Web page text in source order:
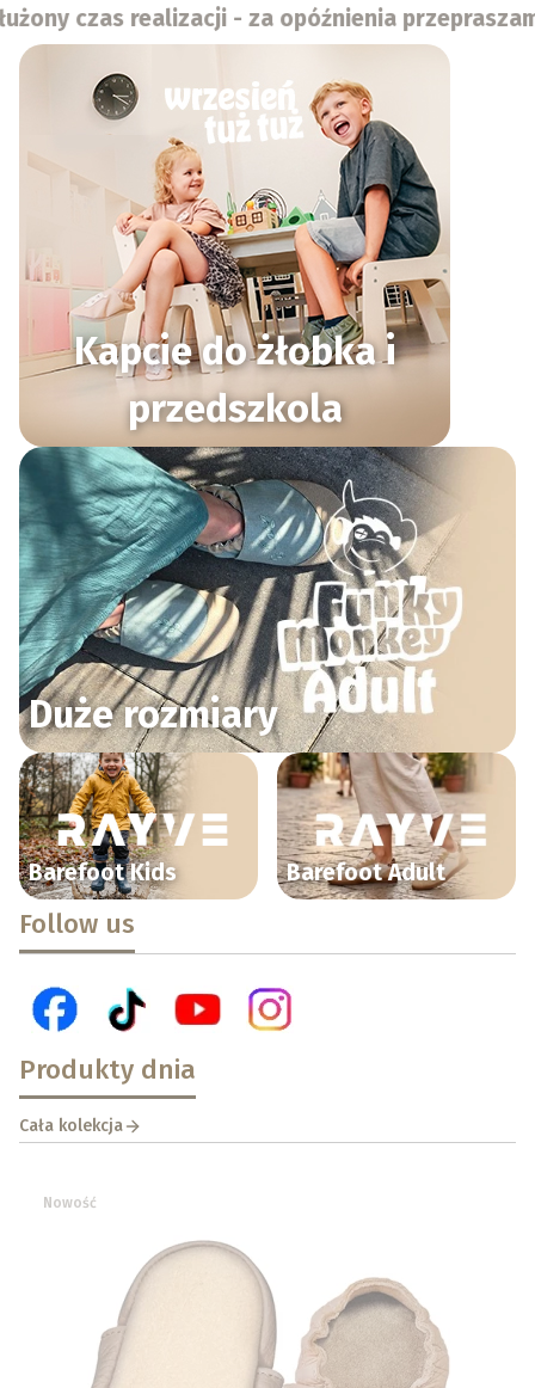
- za opóźnienia przepraszamy!🐵💘 Czy
Kapcie do żłobka i
przedszkola
Duże rozmiary
Barefoot Kids Barefoot Adult
Follow us
Produkty dnia
Cała kolekcja
Nowość